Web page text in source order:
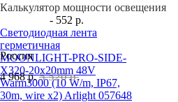
Калькулятор мощности освещения
- 552 р.
Светодиодная лента
герметичная
MOONLIGHT-PRO-SIDE-
X320-20x20mm 48V
Warm3000 (10 W/m, IP67,
30m, wire x2) Arlight 057648
Россия
4 968 р. 5 520 р.